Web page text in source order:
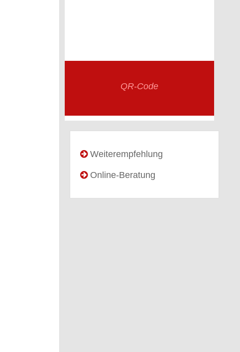
QR-Code
Weiterempfehlung
Online-Beratung